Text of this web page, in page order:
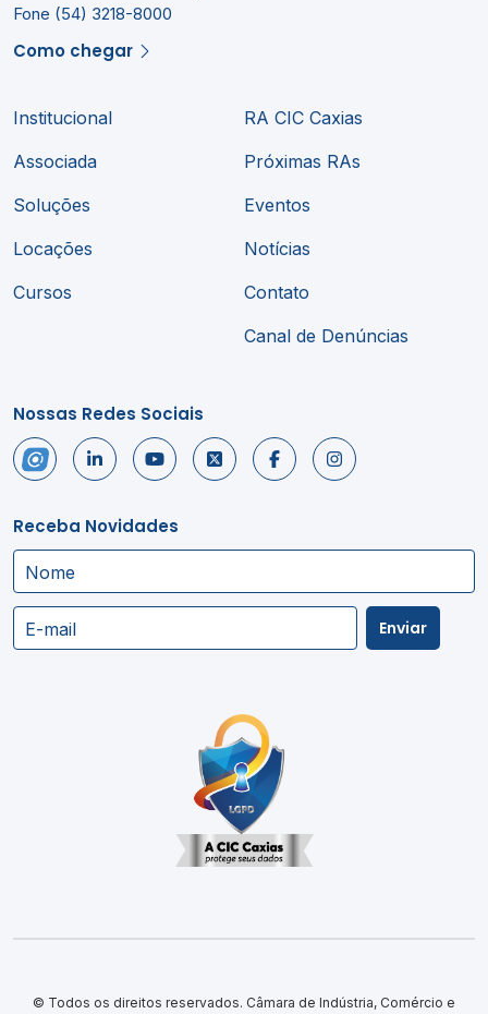
Fone (54) 3218-8000
Como chegar
Institucional
Associada
Soluções
Locações
Cursos
RA CIC Caxias
Próximas RAs
Eventos
Notícias
Contato
Canal de Denúncias
Nossas Redes Sociais
Receba Novidades
Nome
E-mail Enviar
© Todos os direitos reservados. Câmara de Indústria, Comércio e